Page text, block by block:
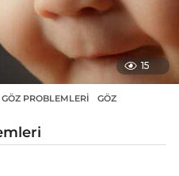
15
PROBLEMLERI ,GÖZ